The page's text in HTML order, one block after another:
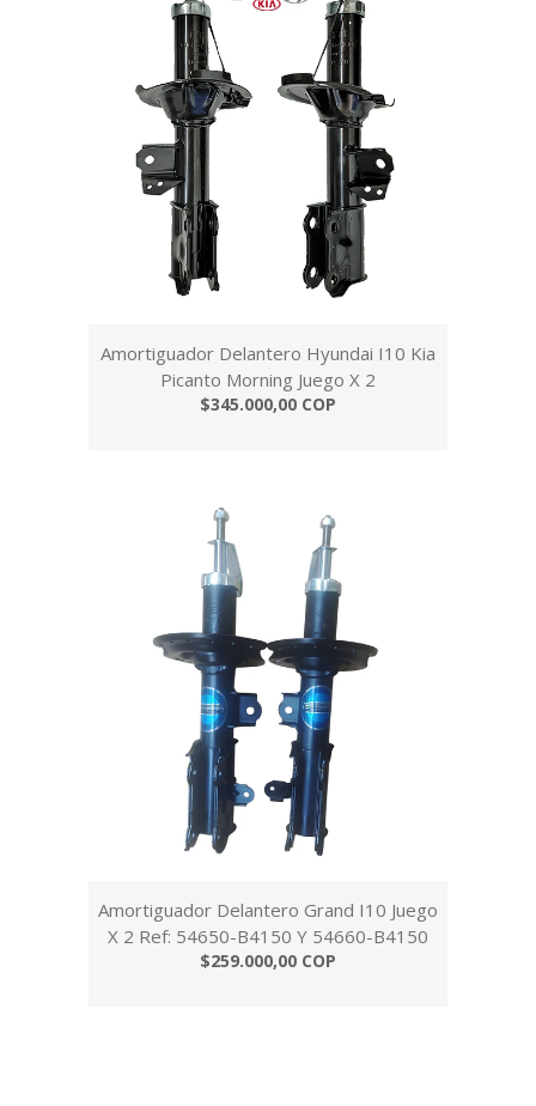
Amortiguador Delantero Hyundai I10 Kia
Picanto Morning Juego X 2
$345.000,00 COP
Amortiguador Delantero Grand I10 Juego
X 2 Ref: 54650-B4150 Y 54660-B4150
$259.000,00 COP